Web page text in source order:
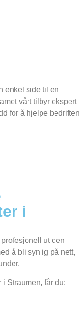
enkel side til en
vårt tilbyr ekspert
for å hjelpe bedriften
i
ut den
å bli synlig på nett,
Straumen, får du: